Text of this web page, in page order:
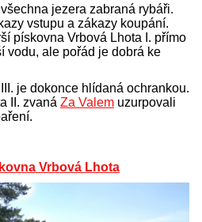
jezera zabraná rybáři.
vstupu a zákazy koupání.
pískovna Vrbová Lhota I. přímo
vodu, ale pořád je dobrá ke
je dokonce hlídaná ochrankou.
II. zvaná Za Valem uzurpovali
Vrbová Lhota